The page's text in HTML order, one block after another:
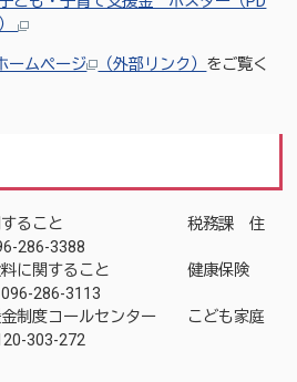
ームページ （外部リンク） をご覧く
に関すること 税務課 住
3388
険料に関すること 健康保険
286-3113
金制度コールセンター こども家庭
272